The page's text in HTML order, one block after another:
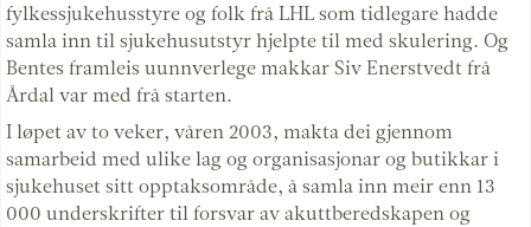
fylkessjukehusstyre og folk frå LHL som tidlegare hadde
samla inn til sjukehusutstyr hjelpte til med skulering. Og
Bentes framleis uunnverlege makkar Siv Enerstvedt frå
Årdal var med frå starten.
I løpet av to veker, våren 2003, makta dei gjennom
samarbeid med ulike lag og organisasjonar og butikkar i
sjukehuset sitt opptaksområde, å samla inn meir enn 13
000 underskrifter til forsvar av akuttberedskapen og